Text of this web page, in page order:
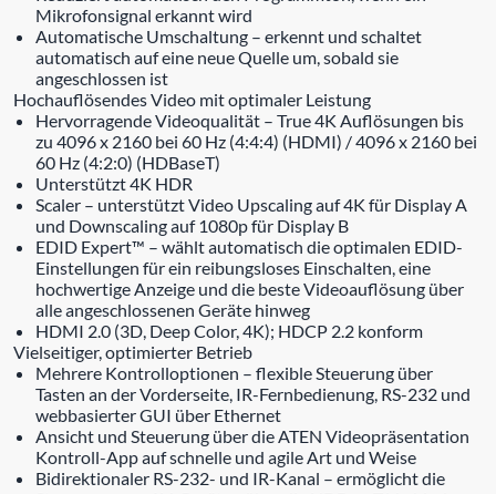
Mikrofonsignal erkannt wird
Automatische Umschaltung – erkennt und schaltet
automatisch auf eine neue Quelle um, sobald sie
angeschlossen ist
Hochauflösendes Video mit optimaler Leistung
Hervorragende Videoqualität – True 4K Auflösungen bis
zu 4096 x 2160 bei 60 Hz (4:4:4) (HDMI) / 4096 x 2160 bei
60 Hz (4:2:0) (HDBaseT)
Unterstützt 4K HDR
Scaler – unterstützt Video Upscaling auf 4K für Display A
und Downscaling auf 1080p für Display B
EDID Expert™ – wählt automatisch die optimalen EDID-
Einstellungen für ein reibungsloses Einschalten, eine
hochwertige Anzeige und die beste Videoauflösung über
alle angeschlossenen Geräte hinweg
HDMI 2.0 (3D, Deep Color, 4K); HDCP 2.2 konform
Vielseitiger, optimierter Betrieb
Mehrere Kontrolloptionen – flexible Steuerung über
Tasten an der Vorderseite, IR-Fernbedienung, RS-232 und
webbasierter GUI über Ethernet
Ansicht und Steuerung über die ATEN Videopräsentation
Kontroll-App auf schnelle und agile Art und Weise
Bidirektionaler RS-232- und IR-Kanal – ermöglicht die